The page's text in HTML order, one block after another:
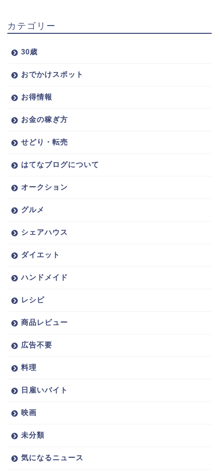
カテゴリー
30歳
おでかけスポット
お得情報
お金の稼ぎ方
せどり・転売
はてなブログについて
オークション
グルメ
シェアハウス
ダイエット
ハンドメイド
レシピ
商品レビュー
広告不要
料理
日雇いバイト
映画
未分類
気になるニュース